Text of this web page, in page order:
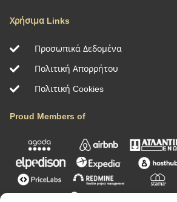
Χρήσιμα Links
Προσωπικά Δεδομένα
Πολιτική Απορρήτου
Πολιτική Cookies
Proud Members of